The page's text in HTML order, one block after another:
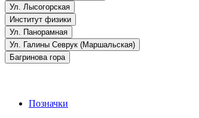
Ул. Лысогорская
Институт физики
Ул. Панорамная
Ул. Галины Севрук (Маршальская)
Багринова гора
Позначки